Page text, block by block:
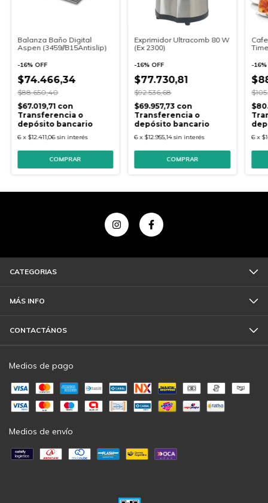
Balanza Baño Digital
Aspen (3459//B15Antislip)
-16% OFF
$74.466,34
$88.650,40
$67.019,71 con
Transferencia o
depósito bancario
6 x $12.411,06 sin interés
Exprimidor Ultracomb 80 W
(Ex 2300)
-16%OFF
$77.730,81
$92.536,68
$69.957,73 con
Transferencia o
depósito bancario
6 x $12.955,14 sin interés
COMPRAR
-16
6 x
CATEGORIAS
MÁS INFO
CONTACTÁNOS
Medios de pago
Medios de envío